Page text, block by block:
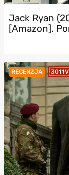
Jack Ryan
[Amazon].
RECENZJA 3011V